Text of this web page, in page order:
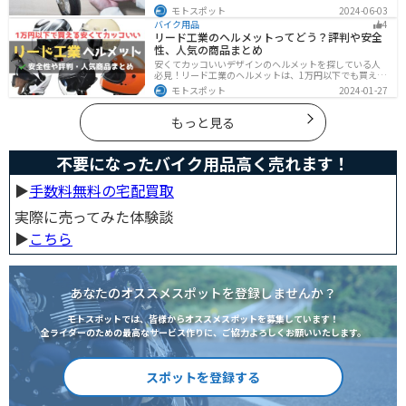
た。自賠責保険と任意保険の違いについても解説したの
で、バイク保険を検討している人は参考にしてくださ
い。
モトスポット
2024-06-03
バイク用品
4
リード工業のヘルメットってどう？評判や安全
性、人気の商品まとめ
安くてカッコいいデザインのヘルメットを探している人
必見！リード工業のヘルメットは、1万円以下でも買える
ヘルメットが多数あります。安全基準もしっかりクリア
しており、安全性にも優れています。種類も豊富でカス
タム用のシールドもあるので、クールに決めたい人にオ
ススメです。
モトスポット 2024-01-27
もっと見る
不要になったバイク用品高く売れます！
▶︎手数料無料の宅配買取
実際に売ってみた体験談
▶︎こちら
あなたのオススメスポットを登録しませんか？
モトスポットでは、皆様からオススメスポットを募集しています！
全ライダーのための最高なサービス作りに、ご協力よろしくお願いいたします。
スポットを登録する